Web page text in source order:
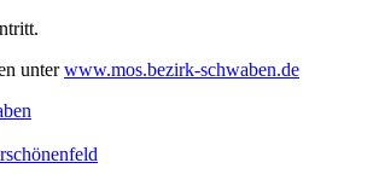
unterwww.mos.bezirk-schwaben.de